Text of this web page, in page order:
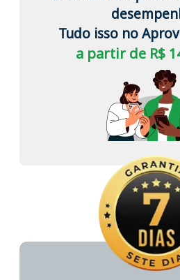
Tudo isso no
a partir de R$